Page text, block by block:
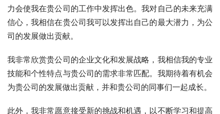
力会使我在贵公司的工作中发挥出色。我对自己的未来充满
信心，我相信在贵公司我可以发挥出自己的最大潜力，为公
司的发展做出贡献。
我非常欣赏贵公司的企业文化和发展战略，我相信我的专业
技能和个性特点与贵公司的需求非常匹配。我期待着有机会
为贵公司的发展做出贡献，并和贵公司的同事们一起成长。
此外，我非常愿意接受新的挑战和机遇，以不断学习和提高